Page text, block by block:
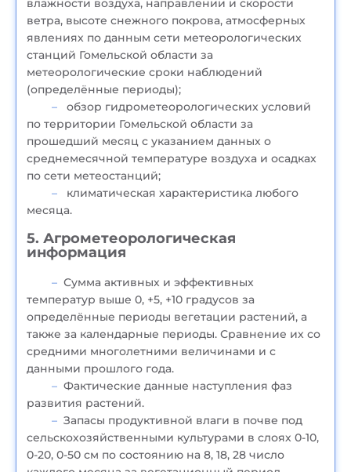
влажности воздуха, направлении и скорости
ветра, высоте снежного покрова, атмосферных
явлениях по данным сети метеорологических
станций Гомельской области за
метеорологические сроки наблюдений
(определённые периоды);
обзор гидрометеорологических условий
по территории Гомельской области за
прошедший месяц с указанием данных о
среднемесячной температуре воздуха и осадках
по сети метеостанций;
климатическая характеристика любого
месяца.
5. Агрометеорологическая
информация
Сумма активных и эффективных
температур выше 0, +5, +10 градусов за
определённые периоды вегетации растений, а
также за календарные периоды. Сравнение их со
средними многолетними величинами и с
данными прошлого года.
Фактические данные наступления фаз
развития растений.
Запасы продуктивной влаги в почве под
сельскохозяйственными культурами в слоях 0-10,
0-20, 0-50 см по состоянию на 8, 18, 28 число